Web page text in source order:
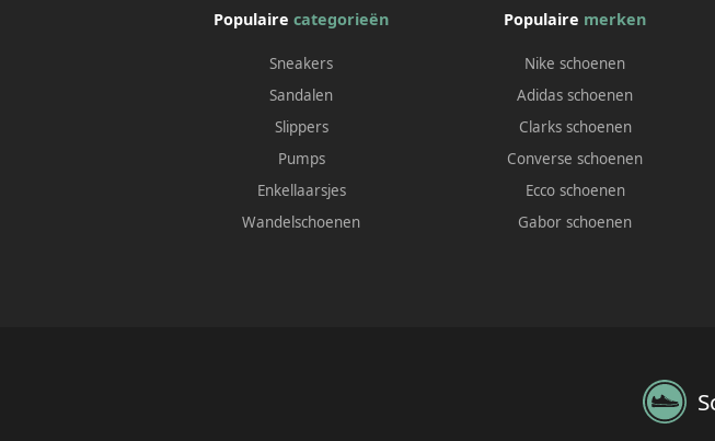
Populairecategorieën
Sneakers
Sandalen
Slippers
Pumps
Enkellaarsjes
Wandelschoenen
Populaire merken
Nike schoenen
Adidas schoenen
Clarks schoenen
Converse schoenen
Ecco schoenen
Gabor schoenen